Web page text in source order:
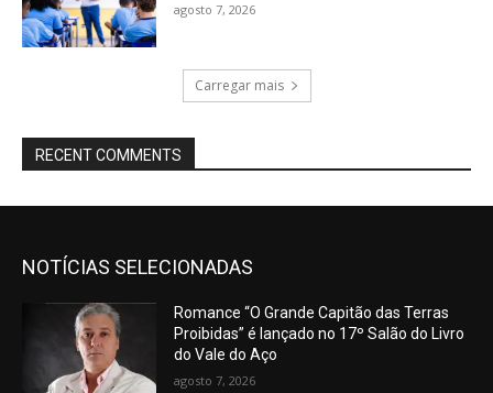
agosto 7, 2026
Carregar mais
RECENT COMMENTS
NOTÍCIAS SELECIONADAS
Romance “O Grande Capitão das Terras
Proibidas” é lançado no 17º Salão do Livro
do Vale do Aço
agosto 7, 2026